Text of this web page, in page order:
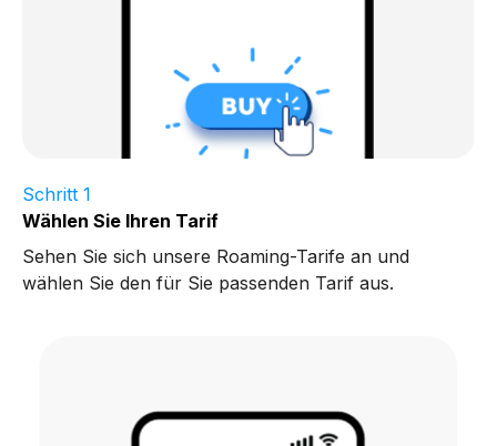
Schritt 1
Wählen Sie Ihren Tarif
Sehen Sie sich unsere Roaming-Tarife an und
wählen Sie den für Sie passenden Tarif aus.